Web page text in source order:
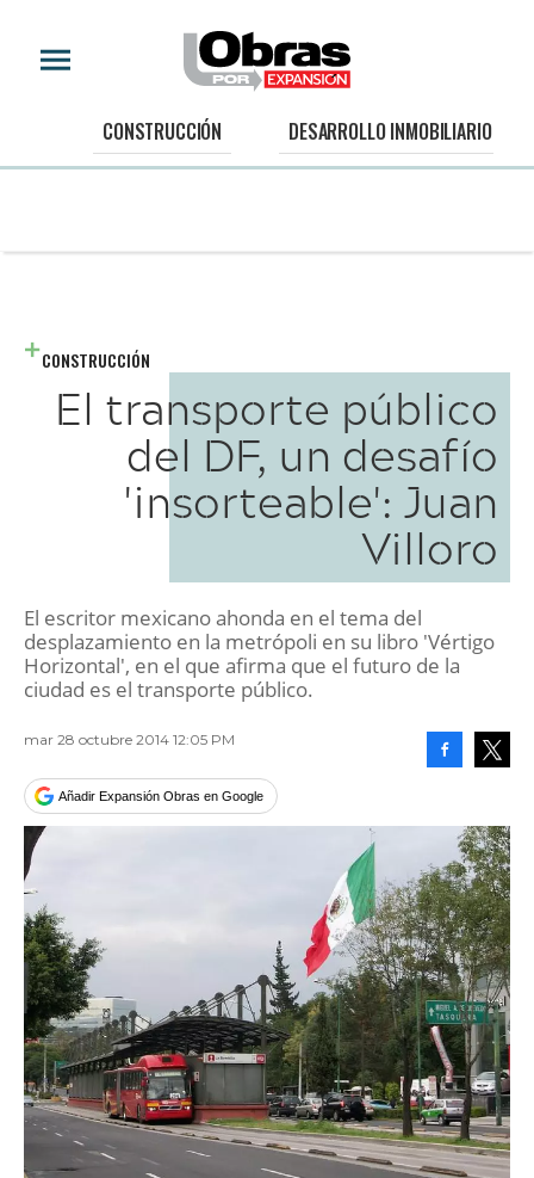
CONSTRUCCIÓN DESARROLLO INMOBILIARIO
CONSTRUCCIÓN
El transporte público
del DF, un desafío
'insorteable': Juan
Villoro
El escritor mexicano ahonda en el tema del
desplazamiento en la metrópoli en su libro 'Vértigo
Horizontal', en el que afirma que el futuro de la
ciudad es el transporte público.
mar 28 octubre 2014 12:05 PM
Añadir Expansión Obras en Google